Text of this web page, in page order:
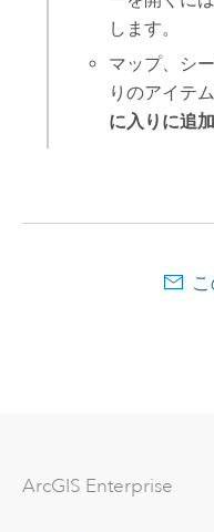
します。
マップ、シ
りのアイテ
に入りに追
ArcGIS Enterprise